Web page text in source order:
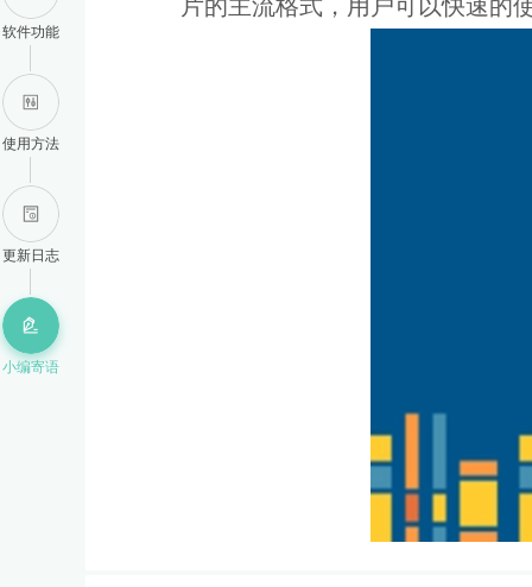
软件功能
使用方法
更新日志
小编寄语